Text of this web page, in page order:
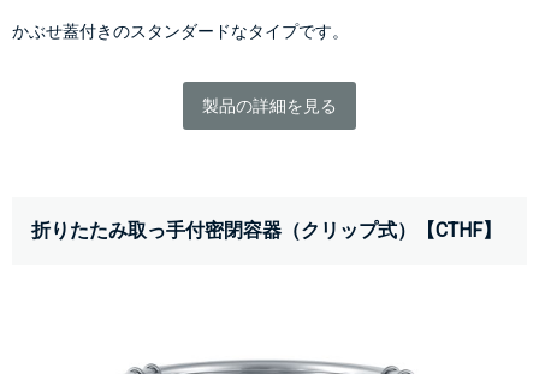
かぶせ蓋付きのスタンダードなタイプです。
製品の詳細を見る
折りたたみ取っ手付密閉容器（クリップ式）【CTHF】